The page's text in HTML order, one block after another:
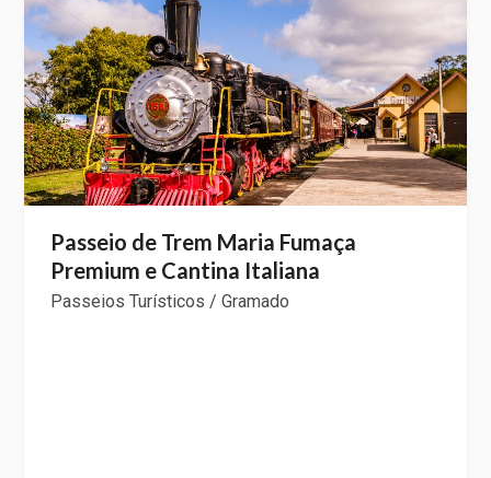
Passeio de Trem Maria Fumaça
Premium e Cantina Italiana
Passeios Turísticos / Gramado